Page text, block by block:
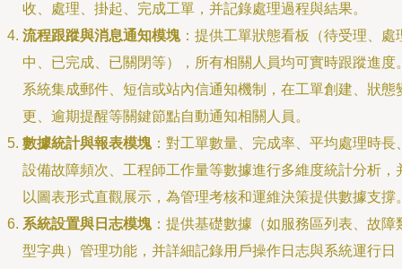
收、處理、掛起、完成工單，并記錄處理過程與結果。
流程跟蹤與消息通知模塊 ：提供工單狀態看板（待受理、處
中、已完成、已關閉等），所有相關人員均可實時跟蹤進度
系統集成郵件、短信或站內信通知機制，在工單創建、狀態
更、逾期提醒等關鍵節點自動通知相關人員。
數據統計與報表模塊 ：對工單數量、完成率、平均處理時長
設備故障頻次、工程師工作量等數據進行多維度統計分析，
以圖表形式直觀展示，為管理考核和運維決策提供數據支撐
系統設置與日志模塊 ：提供基礎數據（如服務區列表、故障
型字典）管理功能，并詳細記錄用戶操作日志與系統運行日